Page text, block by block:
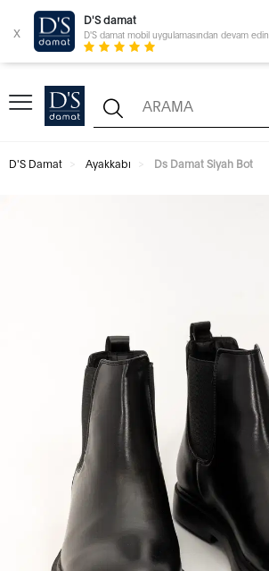
x
D'S damat
D'S damat mobil uygulamasından devam edin
D'S Damat Ayakkabı Ds Damat Siyah Bot